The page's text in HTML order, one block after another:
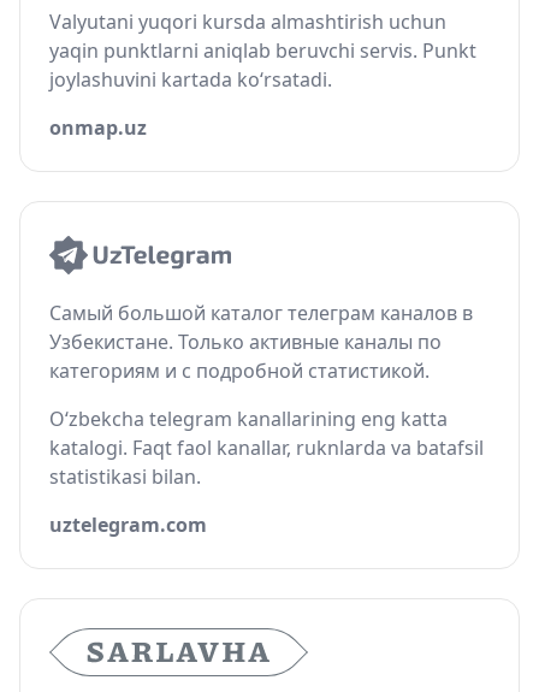
Valyutani yuqori kursda almashtirish uchun
yaqin punktlarni aniqlab beruvchi servis. Punkt
joylashuvini kartada ko‘rsatadi.
onmap.uz
Самый большой каталог телеграм каналов в
Узбекистане. Только активные каналы по
категориям и с подробной статистикой.
O‘zbekcha telegram kanallarining eng katta
katalogi. Faqt faol kanallar, ruknlarda va batafsil
statistikasi bilan.
uztelegram.com